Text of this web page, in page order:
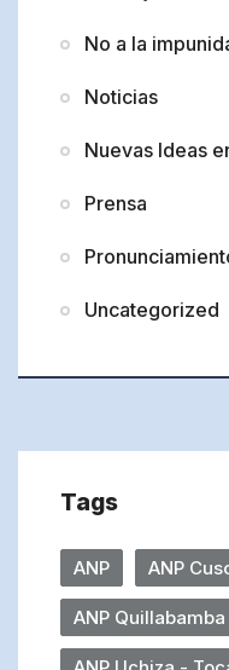
No a la
Noticias
Nuevas Ideas
Prensa
Uncategorized
Tags
ANP ANP
ANP Quillabamba